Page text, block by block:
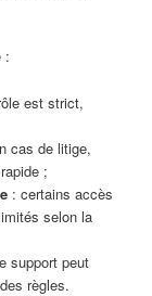
:
est strict,
cas de litige,
;
: certains accès
selon la
support peut
règles.